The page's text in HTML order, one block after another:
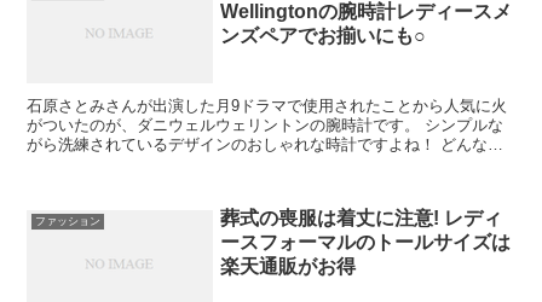
Wellingtonの腕時計レディースメ
ンズペアでお揃いにも○
石原さとみさんが出演した月9ドラマで使用されたことから人気に火
がついたのが、ダニウェルウェリントンの腕時計です。 シンプルな
がら洗練されているデザインのおしゃれな時計ですよね！ どんなタ
ファッション
葬式の喪服は着丈に注意! レディ
ースフォーマルのトールサイズは
楽天通販がお得